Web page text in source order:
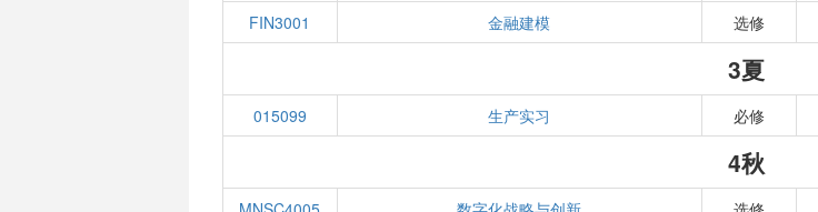
FIN3001
金融建模 选修
3夏
015099 生产实习 必修
4秋